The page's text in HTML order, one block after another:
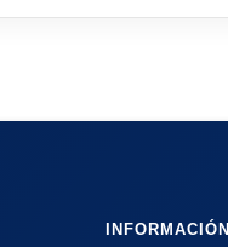
INFORMACIÓN